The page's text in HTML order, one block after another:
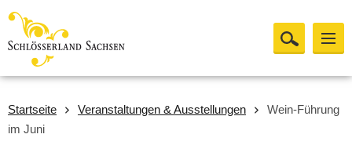
Startseite Veranstaltungen & Ausstellungen
Wein-Führung
im Juni